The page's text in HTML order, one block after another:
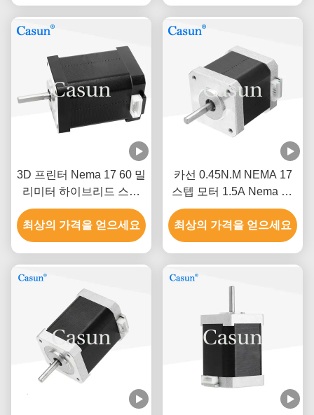
3D 프린터 Nema 17 60 밀
리미터 하이브리드 스텝
모터 0.5A 0.78N.M 2는 단
계적으로 시행합니다
최상의 가격을 얻으세요
카선 0.45N.M NEMA 17
스텝 모터 1.5A Nema 17
48 밀리미터 2 단계 1.8 급
최상의 가격을 얻으세요